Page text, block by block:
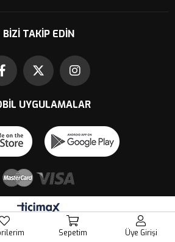
BIZI TAKIP EDIN
UYGULAMALAR
Sepetim Üye Girişi